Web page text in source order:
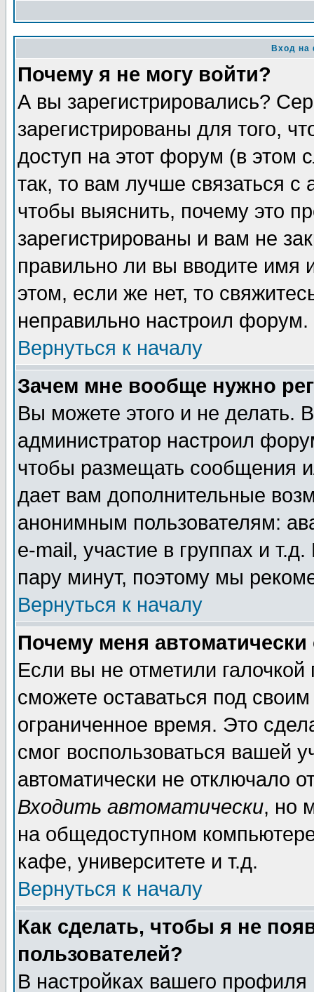
Вход на
Почему я не могу войти?
А вы зарегистрировались?
зарегистрированы для того,
доступ на этот форум (в этом
так, то вам лучше связаться
чтобы выяснить, почему это
зарегистрированы и вам не
правильно ли вы вводите
этом, если же нет, то
неправильно настроил форум.
Вернуться к началу
Зачем мне вообще нужно
Вы можете этого и не делать.
администратор настроил
чтобы размещать сообщения
дает вам дополнительные
анонимным пользователям:
e-mail, участие в группах и
пару минут, поэтому мы
Вернуться к началу
Почему меня автоматически
Если вы не отметили галочкой
сможете оставаться под
ограниченное время. Это
смог воспользоваться вашей
автоматически не отключало
Входить автоматически, но
на общедоступном
кафе, университете и т.д.
Вернуться к началу
Как сделать, чтобы я не
пользователей?
В настройках вашего